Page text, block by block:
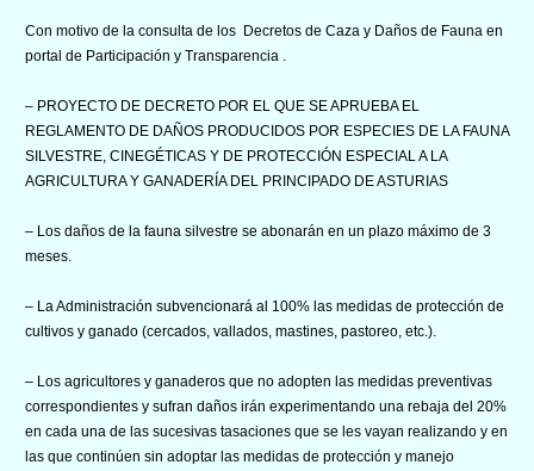
Con motivo de la consulta de los Decretos de Caza y Daños de Fauna en
portal de Participación y Transparencia .
– PROYECTO DE DECRETO POR EL QUE SE APRUEBA EL
REGLAMENTO DE DAÑOS PRODUCIDOS POR ESPECIES DE LA FAUNA
SILVESTRE, CINEGÉTICAS Y DE PROTECCIÓN ESPECIAL A LA
AGRICULTURA Y GANADERÍA DEL PRINCIPADO DE ASTURIAS
– Los daños de la fauna silvestre se abonarán en un plazo máximo de 3
meses.
– La Administración subvencionará al 100% las medidas de protección de
cultivos y ganado (cercados, vallados, mastines, pastoreo, etc.).
– Los agricultores y ganaderos que no adopten las medidas preventivas
correspondientes y sufran daños irán experimentando una rebaja del 20%
en cada una de las sucesivas tasaciones que se les vayan realizando y en
las que continúen sin adoptar las medidas de protección y manejo